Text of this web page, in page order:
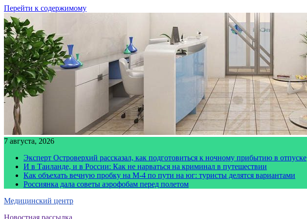
Перейти к содержимому
7 августа, 2026
Эксперт Островерхий рассказал, как подготовиться к ночному прибытию в отпуске
И в Таиланде, и в России: Как не нарваться на криминал в путешествии
Как объехать вечную пробку на М-4 по пути на юг: туристы делятся вариантами
Россиянка дала советы аэрофобам перед полетом
Медицинский центр
Новостная рассылка